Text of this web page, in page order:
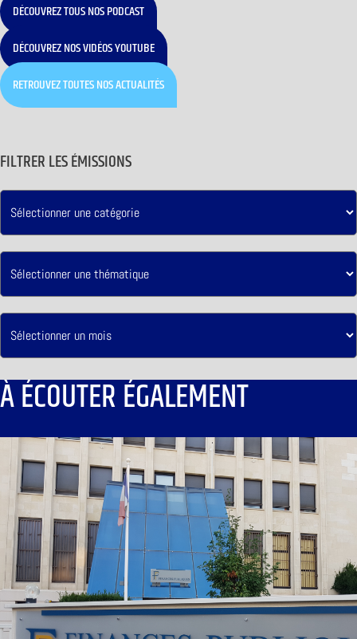
DÉCOUVREZ TOUS NOS PODCAST
DÉCOUVREZ NOS VIDÉOS YOUTUBE
RETROUVEZ TOUTES NOS ACTUALITÉS
FILTRER LES ÉMISSIONS
À ÉCOUTER ÉGALEMENT